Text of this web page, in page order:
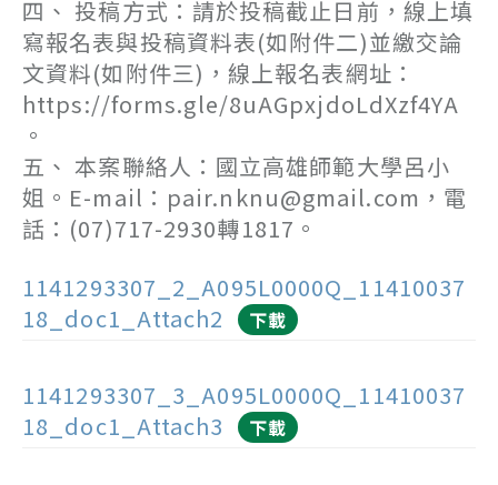
四、 投稿方式：請於投稿截止日前，線上填
寫報名表與投稿資料表(如附件二)並繳交論
文資料(如附件三)，線上報名表網址：
https://forms.gle/8uAGpxjdoLdXzf4YA
。
五、 本案聯絡人：國立高雄師範大學呂小
姐。E-mail：pair.nknu@gmail.com，電
話：(07)717-2930轉1817。
1141293307_2_A095L0000Q_11410037
18_doc1_Attach2
下載
1141293307_3_A095L0000Q_11410037
18_doc1_Attach3
下載